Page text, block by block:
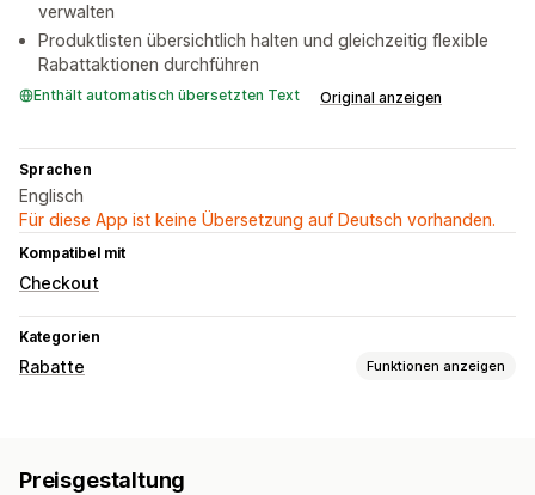
verwalten
Produktlisten übersichtlich halten und gleichzeitig flexible
Rabattaktionen durchführen
Enthält automatisch übersetzten Text Original anzeigen
Sprachen
Englisch
Für diese App ist keine Übersetzung auf Deutsch vorhanden.
Kompatibel mit
Checkout
Kategorien
Rabatte Funktionen anzeigen
Prozentuale Rabatte
Preisgestaltung